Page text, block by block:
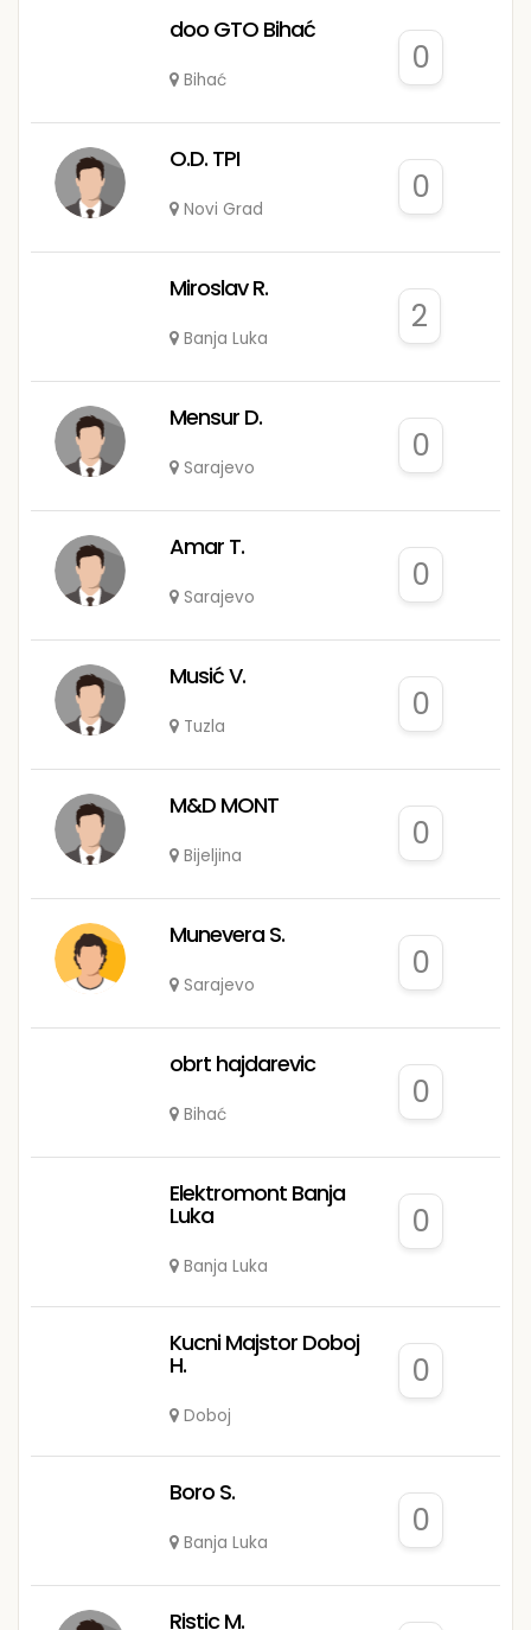
doo GTO Bihać
Bihać
0
O.D. TPI
Novi Grad
0
Miroslav R.
Banja Luka
2
Mensur D.
Sarajevo
0
Amar T.
Sarajevo
0
Musić V.
Tuzla
0
M&D MONT
Bijeljina
0
Munevera S.
Sarajevo
0
obrt hajdarevic
Bihać
0
Elektromont Banja
Luka
Banja Luka
0
Kucni Majstor Doboj
H.
Doboj
0
Boro S.
Banja Luka
0
Ristic M.